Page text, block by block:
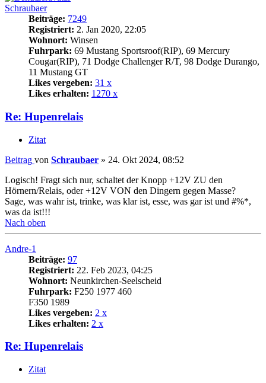
Schraubaer
Beiträge: 7249
Registriert: 2. Jan 2020, 22:05
Wohnort: Winsen
Fuhrpark: 69 Mustang Sportsroof(RIP), 69 Mercury
Cougar(RIP), 71 Dodge Challenger R/T, 98 Dodge Durango,
11 Mustang GT
Likes vergeben: 31 x
Likes erhalten: 1270 x
Re: Hupenrelais
Zitat
Beitrag von Schraubaer » 24. Okt 2024, 08:52
Logisch! Fragt sich nur, schaltet der Knopp +12V ZU den
Hörnern/Relais, oder +12V VON den Dingern gegen Masse?
Sage, was wahr ist, trinke, was klar ist, esse, was gar ist und #%*,
was da ist!!!
Nach oben
Andre-1
Beiträge: 97
Registriert: 22. Feb 2023, 04:25
Wohnort: Neunkirchen-Seelscheid
Fuhrpark: F250 1977 460
F350 1989
Likes vergeben: 2 x
Likes erhalten: 2 x
Re: Hupenrelais
Zitat